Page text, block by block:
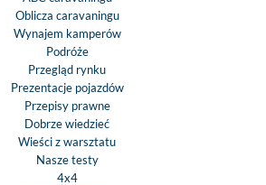
Oblicza caravaningu
Wynajem kamperów
Podróże
Przegląd rynku
Prezentacje pojazdów
Przepisy prawne
Dobrze wiedzieć
Wieści z warsztatu
Nasze testy
4x4